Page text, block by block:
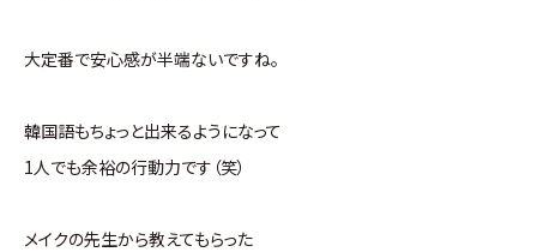
大定番で安心感が半端ないですね。
韓国語もちょっと出来るようになって
1人でも余裕の行動力です（笑）
メイクの先生から教えてもらった